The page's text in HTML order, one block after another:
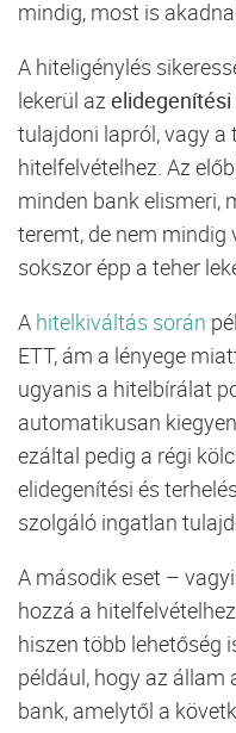
mindig, most is
A hiteligénylés
lekerül az
tulajdoni lapról, vagy a
hitelfelvételhez. Az
minden bankelismeri,
teremt, de nem mindig
sokszor épp a teher
A hitelkiváltás során
ETT, ám a lényege
ugyanis a hitelbírálat
automatikusan
ezáltal pedig a régi
elidegenítési és
szolgáló ingatlan
A második eset –
hozzá a
hiszen több lehetőség
például, hogy az állam
bank, amelytől a